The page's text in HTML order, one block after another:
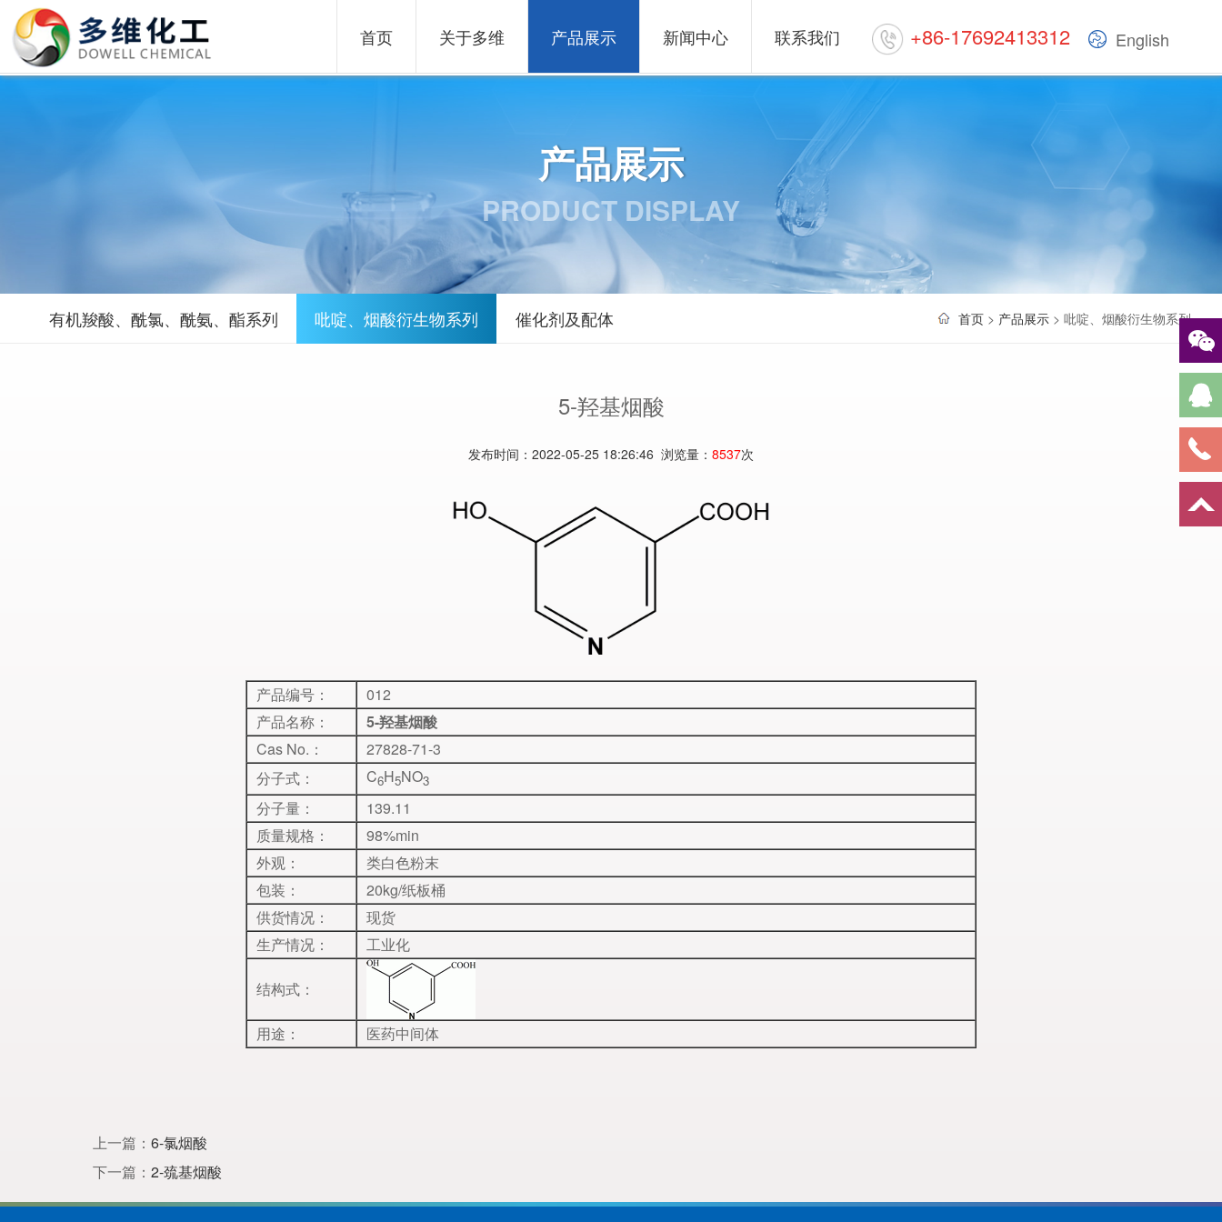
首页 关于多维 产品展示 新闻中心 联系我们 +86-17692413312 English
产品展示
PRODUCT DISPLAY
有机羧酸、酰氯、酰氨、酯系列 吡啶、烟酸衍生物系列 催化剂及配体 首页 > 产品展示 > 吡啶、烟酸衍生物系列
5-羟基烟酸
发布时间：2022-05-25 18:26:46 浏览量： 8537次
产品编号：
012
产品名称：
5-羟基烟酸
Cas No.：
27828-71-3
分子式：
C6H5NO3
分子量：
139.11
质量规格：
98%min
外观：
类白色粉末
包装：
20kg/纸板桶
供货情况：
现货
生产情况：
工业化
结构式：
用途： 医药中间体
上一篇： 6-氯烟酸
下一篇： 2-巯基烟酸